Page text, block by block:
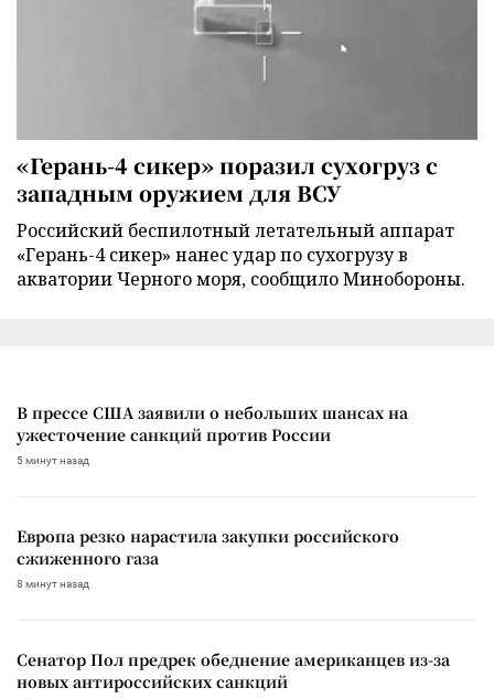
«Герань-4 сикер» поразил сухогруз с
западным оружием для ВСУ
Российский беспилотный летательный аппарат
«Герань-4 сикер» нанес удар по сухогрузу в
акватории Черного моря, сообщило Минобороны.
В прессе США заявили о небольших шансах на
ужесточение санкций против России
5 минут назад
Европа резко нарастила закупки российского
сжиженного газа
8 минут назад
Сенатор Пол предрек обеднение американцев из-за
новых антироссийских санкций